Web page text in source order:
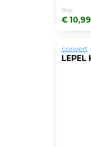
Prijs:
€ 10,99
convert